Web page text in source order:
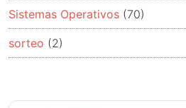
Sistemas Operativos (70)
sorteo (2)